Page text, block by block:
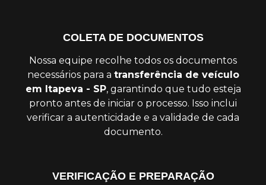
COLETA DE DOCUMENTOS
Nossa equipe recolhe todos os documentos
necessários para a transferência de veículo
em Itapeva - SP, garantindo que tudo esteja
pronto antes de iniciar o processo. Isso inclui
verificar a autenticidade e a validade de cada
documento.
VERIFICAÇÃO E PREPARAÇÃO